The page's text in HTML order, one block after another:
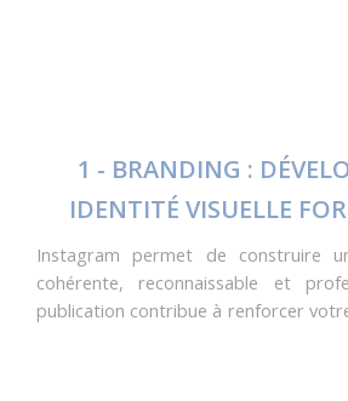
1 - BRANDING :
IDENTITÉ VISUELLE
RÉSEAUX
Instagram permet de construire
cohérente, reconnaissable et
publication contribue à renforcer